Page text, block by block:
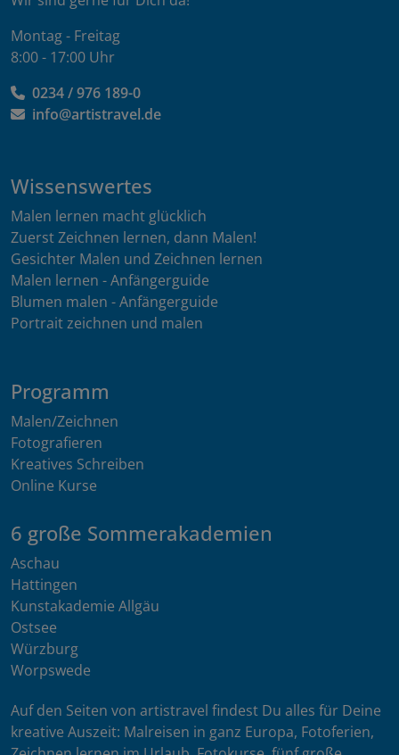
Montag - Freitag
8:00 - 17:00 Uhr
0234 / 976 189-0
info@artistravel.de
Wissenswertes
Malen lernen macht glücklich
Zuerst Zeichnen lernen, dann Malen!
Gesichter Malen und Zeichnen lernen
Malen lernen - Anfängerguide
Blumen malen - Anfängerguide
Portrait zeichnen und malen
Programm
Malen/Zeichnen
Fotografieren
Kreatives Schreiben
Online Kurse
6 große Sommerakademien
Aschau
Hattingen
Kunstakademie Allgäu
Ostsee
Würzburg
Worpswede
Auf den Seiten von artistravel findest Du alles für Deine
kreative Auszeit: Malreisen in ganz Europa, Fotoferien,